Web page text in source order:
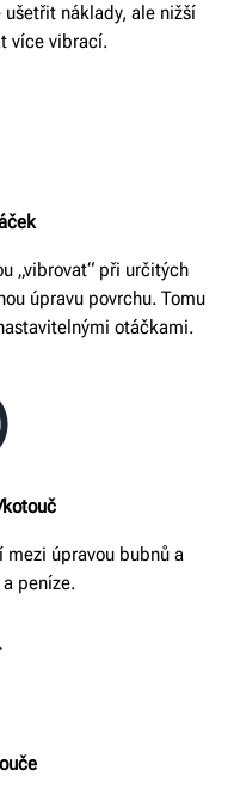
ušetřit náklady, ale nižší
více vibrací.
„vibrovat“ při určitých
úpravu povrchu. Tomu
otáčkami.
mezi úpravou bubnů a
peníze.